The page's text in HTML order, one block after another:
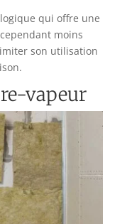
qui offre une
moins
son utilisation
vapeur